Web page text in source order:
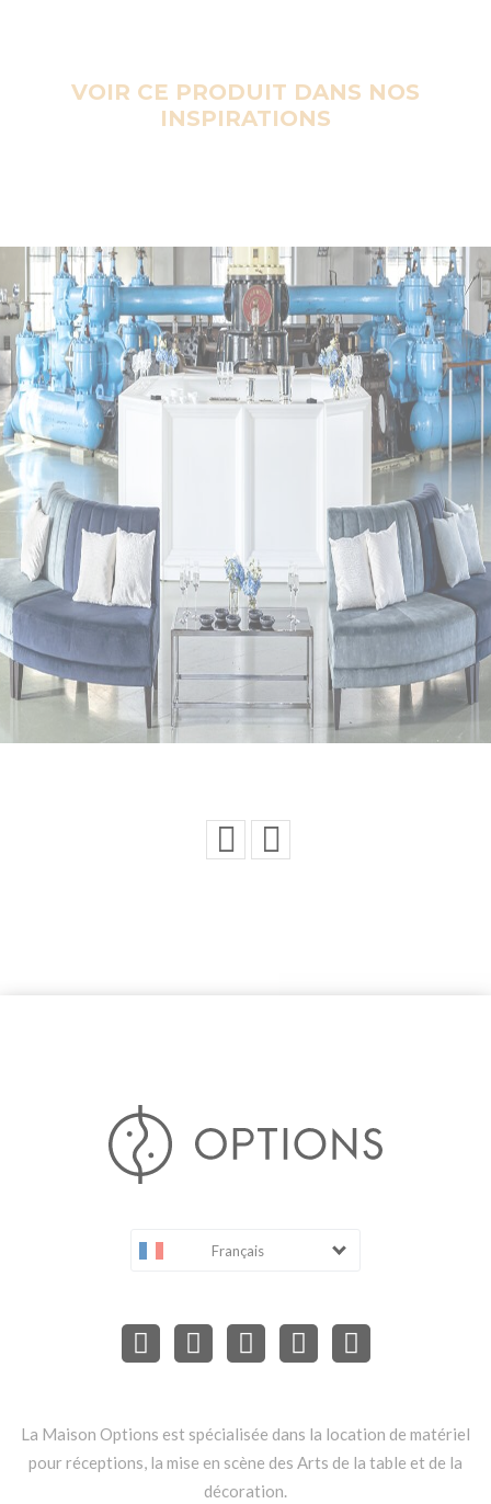
VOIR CE PRODUIT DANS NOS
INSPIRATIONS
Français
La Maison Options est spécialisée dans la location de matériel
pour réceptions, la mise en scène des Arts de la table et de la
décoration.